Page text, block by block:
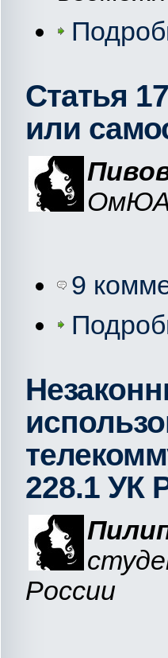
Статья
или
9
228.1 УК
России